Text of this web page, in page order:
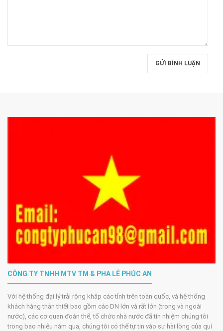
GỬI BÌNH LUẬN
CÔNG TY TNHH MTV TM & PHA LÊ PHÚC AN
Với hệ thống đại lý trải rộng khắp các tỉnh trên toàn quốc, và hệ thống
khách hàng thân thiết bao gồm các DN lớn và rất lớn (trong và ngoài
nước), các cơ quan đoàn thể, tổ chức nhà nước đã tín nhiệm chúng tôi
trong bao nhiêu năm qua, chúng tôi có thể tự tin vào sự hài lòng của quí